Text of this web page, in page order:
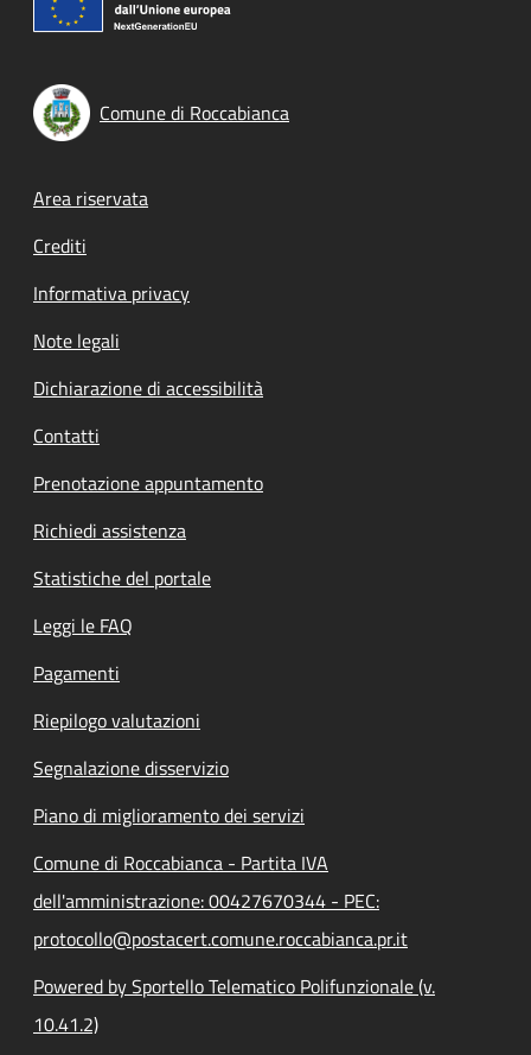
Comune di Roccabianca
Footer menu
Area riservata
Crediti
Informativa privacy
Note legali
Dichiarazione di accessibilità
Contatti
Prenotazione appuntamento
Richiedi assistenza
Statistiche del portale
Leggi le FAQ
Pagamenti
Riepilogo valutazioni
Segnalazione disservizio
Piano di miglioramento dei servizi
Comune di Roccabianca - Partita IVA
dell'amministrazione: 00427670344 - PEC:
protocollo@postacert.comune.roccabianca.pr.it
Powered by Sportello Telematico Polifunzionale (v.
10.41.2)